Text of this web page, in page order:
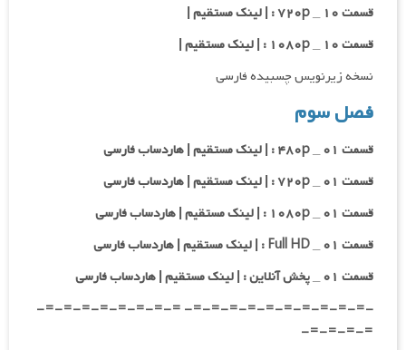
قسمت ۱۰ _ ۷۲۰p : | لینک مستقیم |
قسمت ۱۰ _ ۱۰۸۰p : | لینک مستقیم |
نسخه زیرنویس چسبیده فارسی
فصل سوم
قسمت ۰۱ _ ۴۸۰p : | لینک مستقیم | هاردساب فارسی
قسمت ۰۱ _ ۷۲۰p : | لینک مستقیم | هاردساب فارسی
قسمت ۰۱ _ ۱۰۸۰p : | لینک مستقیم | هاردساب فارسی
قسمت ۰۱ _ Full HD : | لینک مستقیم | هاردساب فارسی
قسمت ۰۱ _ پخش آنلاین : | لینک مستقیم | هاردساب فارسی
-=-=-=-=-=-=-=-=-=-=- =-=-=-=-=-=-=-=-
=-=-=-=-